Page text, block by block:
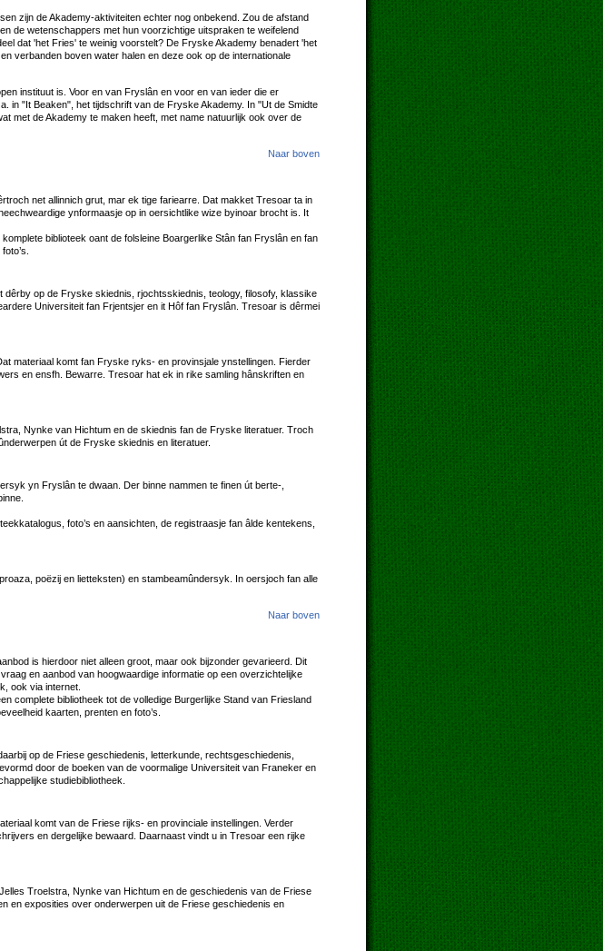
zijn de Akademy-aktiviteiten echter nog onbekend. Zou de afstand
de wetenschappers met hun voorzichtige uitspraken te weifelend
dat 'het Fries' te weinig voorstelt? De Fryske Akademy benadert 'het
verbanden boven water halen en deze ook op de internationale
instituut is. Voor en van Fryslân en voor en van ieder die er
in "It Beaken", het tijdschrift van de Fryske Akademy. In "Ut de Smidte
met de Akademy te maken heeft, met name natuurlijk ook over de
Naar boven
net allinnich grut, mar ek tige fariearre. Dat makket Tresoar ta in
ynformaasje op in oersichtlike wize byinoar brocht is. It
biblioteek oant de folsleine Boargerlike Stân fan Fryslân en fan
op de Fryske skiednis, rjochtsskiednis, teology, filosofy, klassike
Universiteit fan Frjentsjer en it Hôf fan Fryslân. Tresoar is dêrmei
materiaal komt fan Fryske ryks- en provinsjale ynstellingen. Fierder
en ensfh. Bewarre. Tresoar hat ek in rike samling hânskriften en
Nynke van Hichtum en de skiednis fan de Fryske literatuer. Troch
út de Fryske skiednis en literatuer.
yn Fryslân te dwaan. Der binne nammen te finen út berte-,
foto’s en aansichten, de registraasje fan âlde kentekens,
poëzij en lietteksten) en stambeamûndersyk. In oersjoch fan alle
Naar boven
is hierdoor niet alleen groot, maar ook bijzonder gevarieerd. Dit
en aanbod van hoogwaardige informatie op een overzichtelijke
ook via internet.
complete bibliotheek tot de volledige Burgerlijke Stand van Friesland
kaarten, prenten en foto’s.
op de Friese geschiedenis, letterkunde, rechtsgeschiedenis,
door de boeken van de voormalige Universiteit van Franeker en
studiebibliotheek.
komt van de Friese rijks- en provinciale instellingen. Verder
en dergelijke bewaard. Daarnaast vindt u in Tresoar een rijke
Troelstra, Nynke van Hichtum en de geschiedenis van de Friese
en exposities over onderwerpen uit de Friese geschiedenis en